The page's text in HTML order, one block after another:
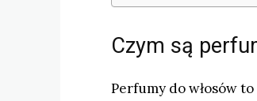
Czym są
Perfumy do włosów